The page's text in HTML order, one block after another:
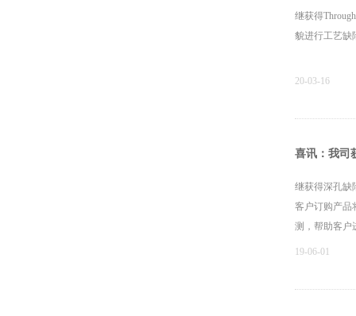
继获得
貌进行工艺缺
20-03-16
喜讯：我司
继获得深孔缺
客户订购产品
测，帮助客户
19-06-01